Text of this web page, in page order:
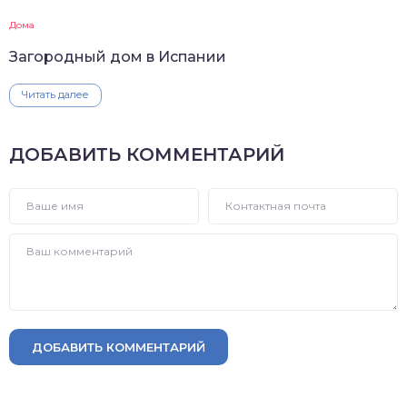
Дома
Загородный дом в Испании
Читать далее
ДОБАВИТЬ КОММЕНТАРИЙ
ДОБАВИТЬ КОММЕНТАРИЙ